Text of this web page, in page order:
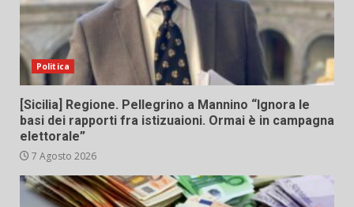
Politica
[Sicilia] Regione. Pellegrino a Mannino “Ignora le
basi dei rapporti fra istizuaioni. Ormai è in campagna
elettorale”
7 Agosto 2026